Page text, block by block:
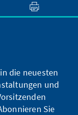
die neuesten
und
Sie